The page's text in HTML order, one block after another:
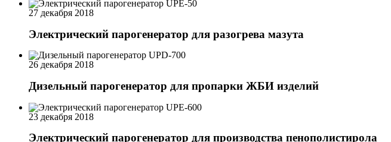
27 декабря 2018
Электрический парогенератор для разогрева мазута
26 декабря 2018
Дизельный парогенератор для пропарки ЖБИ изделий
23 декабря 2018
Электрический парогенератор для производства пенополистирола